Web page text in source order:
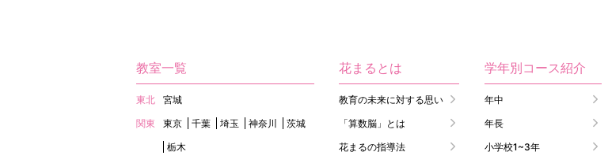
教室一覧
東北
宮城
関東
東京 千葉 埼玉 神奈川
茨城
栃木
花まるとは
教育の未来に対する思い
「算数脳」とは
花まるの指導法
学年別コース紹介
年中
年長
小学校1~3年